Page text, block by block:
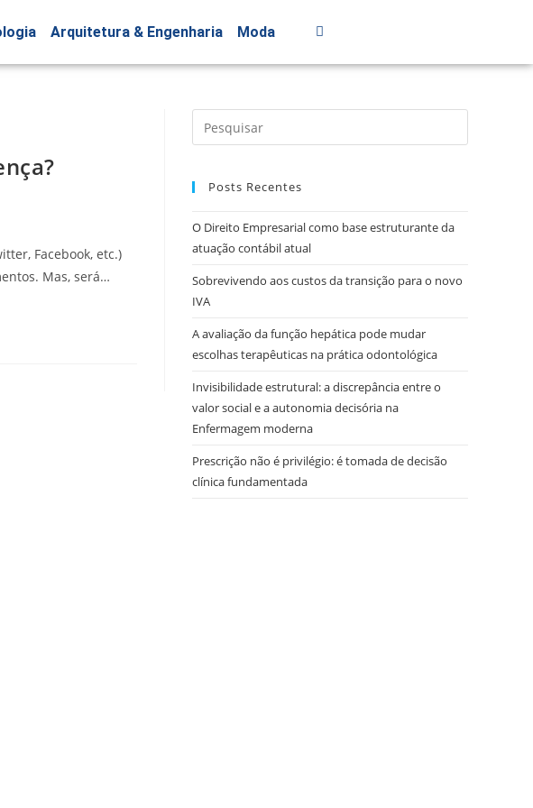
Arquitetura & Engenharia Moda
Facebook, etc.)
Mas, será…
Posts Recentes
O Direito Empresarial como base estruturante da
atuação contábil atual
Sobrevivendo aos custos da transição para o novo
IVA
A avaliação da função hepática pode mudar
escolhas terapêuticas na prática odontológica
Invisibilidade estrutural: a discrepância entre o
valor social e a autonomia decisória na
Enfermagem moderna
Prescrição não é privilégio: é tomada de decisão
clínica fundamentada